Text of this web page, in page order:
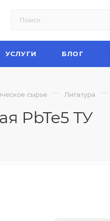
УСЛУГИ БЛОГ
сырье — Лигатура —
PbTe5 ТУ